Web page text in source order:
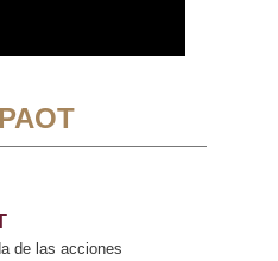
de las acciones